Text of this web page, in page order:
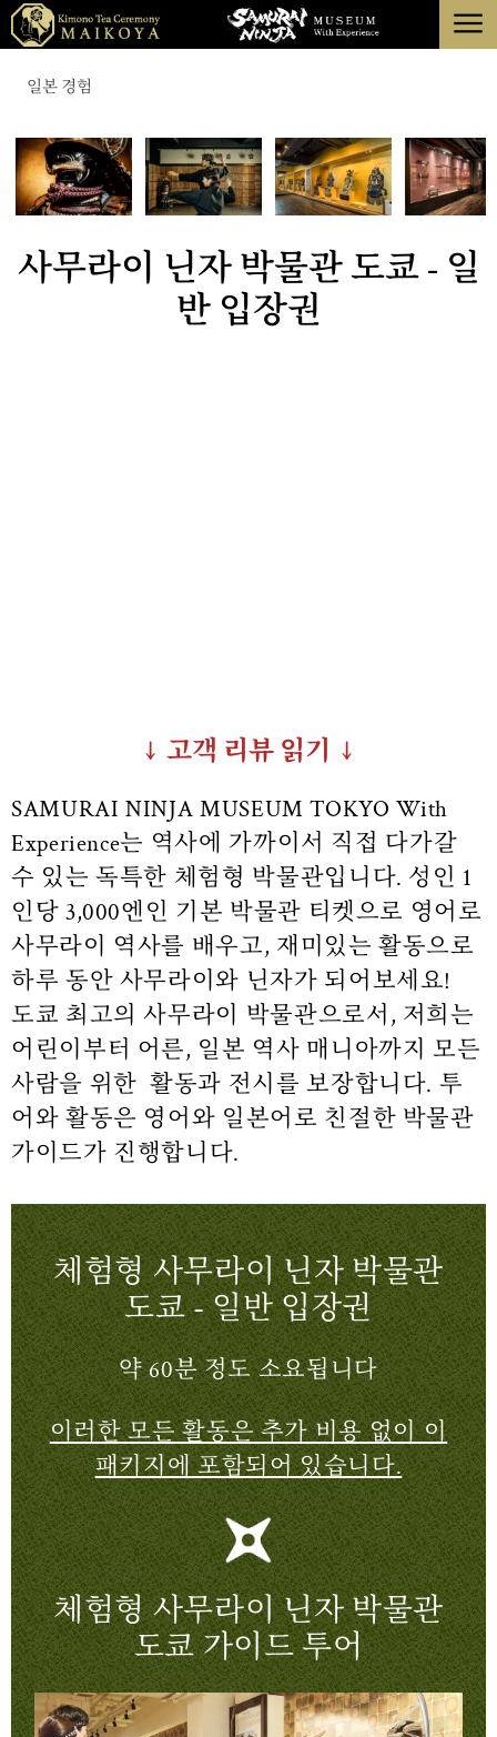
에 대한
해제
menu
일본 경험
사무라이 닌자 박물관 도쿄 - 일
반 입장권
↓ 고객 리뷰 읽기 ↓
SAMURAI NINJA MUSEUM TOKYO With
Experience는 역사에 가까이서 직접 다가갈
수 있는 독특한 체험형 박물관입니다. 성인 1
인당 3,000엔인 기본 박물관 티켓으로 영어로
사무라이 역사를 배우고, 재미있는 활동으로
하루 동안 사무라이와 닌자가 되어보세요!
도쿄 최고의 사무라이 박물관으로서, 저희는
어린이부터 어른, 일본 역사 매니아까지 모든
사람을 위한 활동과 전시를 보장합니다. 투
어와 활동은 영어와 일본어로 친절한 박물관
가이드가 진행합니다.
체험형 사무라이 닌자 박물관
도쿄 - 일반 입장권
약 60분 정도 소요됩니다
이러한 모든 활동은 추가 비용 없이 이
패키지에 포함되어 있습니다.
체험형 사무라이 닌자 박물관
도쿄 가이드 투어